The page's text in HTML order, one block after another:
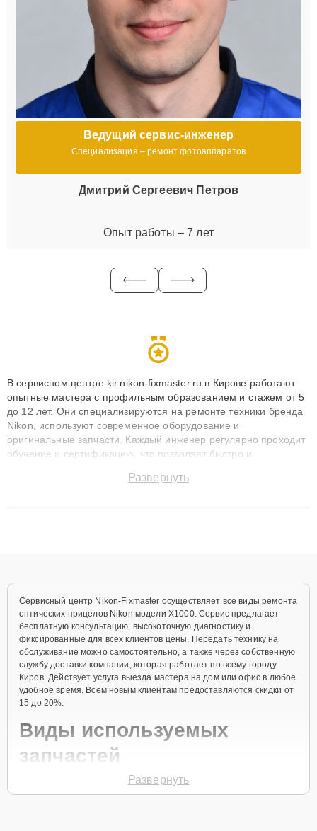
Ведущий сервис-инженер
Специализация – ремонт фотоаппаратов
Дмитрий Сергеевич Петров
Опыт работы – 7 лет
В сервисном центре kir.nikon-fixmaster.ru в Кирове работают
опытные мастера с профильным образованием и стажем от 5
до 12 лет. Они специализируются на ремонте техники бренда
Nikon, используют современное оборудование и
оригинальные запчасти. Каждый инженер регулярно проходит
обучение и сертификацию, что позволяет быстро и
сохранением гарантии до 3 лет. Наши мастера решают
Развернуть
Сервисный центр Nikon-Fixmaster осуществляет все виды ремонта
оптических прицелов Nikon модели X1000. Сервис предлагает
бесплатную консультацию, высокоточную диагностику и
фиксированные для всех клиентов цены. Передать технику на
обслуживание можно самостоятельно, а также через собственную
службу доставки компании, которая работает по всему городу
Киров. Действует услуга выезда мастера на дом или офис в любое
удобное время. Всем новым клиентам предоставляются скидки от
15 до 20%.
Виды используемых
запчастей
Для ремонта оптического прицела модели X1000 предлагаются
Развернуть